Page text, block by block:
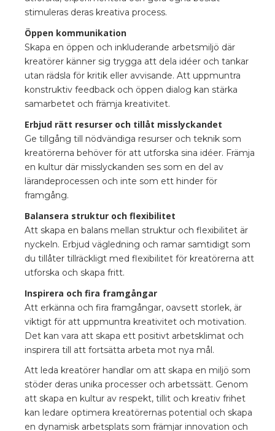
stimuleras deras kreativa process.
Öppen kommunikation
Skapa en öppen och inkluderande arbetsmiljö där
kreatörer känner sig trygga att dela idéer och tankar
utan rädsla för kritik eller avvisande. Att uppmuntra
konstruktiv feedback och öppen dialog kan stärka
samarbetet och främja kreativitet.
Erbjud rätt resurser och tillåt misslyckandet
Ge tillgång till nödvändiga resurser och teknik som
kreatörerna behöver för att utforska sina idéer. Främja
en kultur där misslyckanden ses som en del av
lärandeprocessen och inte som ett hinder för
framgång.
Balansera struktur och flexibilitet
Att skapa en balans mellan struktur och flexibilitet är
nyckeln. Erbjud vägledning och ramar samtidigt som
du tillåter tillräckligt med flexibilitet för kreatörerna att
utforska och skapa fritt.
Inspirera och fira framgångar
Att erkänna och fira framgångar, oavsett storlek, är
viktigt för att uppmuntra kreativitet och motivation.
Det kan vara att skapa ett positivt arbetsklimat och
inspirera till att fortsätta arbeta mot nya mål.
Att leda kreatörer handlar om att skapa en miljö som
stöder deras unika processer och arbetssätt. Genom
att skapa en kultur av respekt, tillit och kreativ frihet
kan ledare optimera kreatörernas potential och skapa
en dynamisk arbetsplats som främjar innovation och